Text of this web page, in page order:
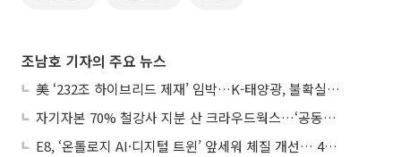
조남호 기자의 주요 뉴스
美 ‘232조 하이브리드 제재’ 임박…K-태양광, 불확실성 털고 날개 다나
자기자본 70% 철강사 지분 산 크라우드웍스…‘공동경영’으로 AI 시너지 낼까
E8, ‘온톨로지 AI·디지털 트윈’ 앞세워 체질 개선… 4분기 흑자전환 총력